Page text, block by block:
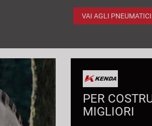
VAI AGLI PNEUMATICI
PER
MIGLIORI